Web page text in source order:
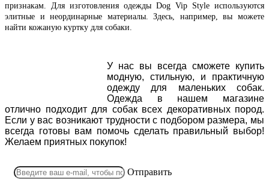
признакам. Для изготовления одежды Dog Vip Style используются
элитные и неординарные материалы. Здесь, например, вы можете
найти кожаную куртку для собаки.
У нас вы всегда сможете купить
модную, стильную, и практичную
одежду для маленьких собак.
Одежда в нашем магазине
отлично подходит для собак всех декоративных пород.
Если у вас возникают трудности с подбором размера, мы
всегда готовы вам помочь сделать правильный выбор!
Желаем приятных покупок!
Отправить